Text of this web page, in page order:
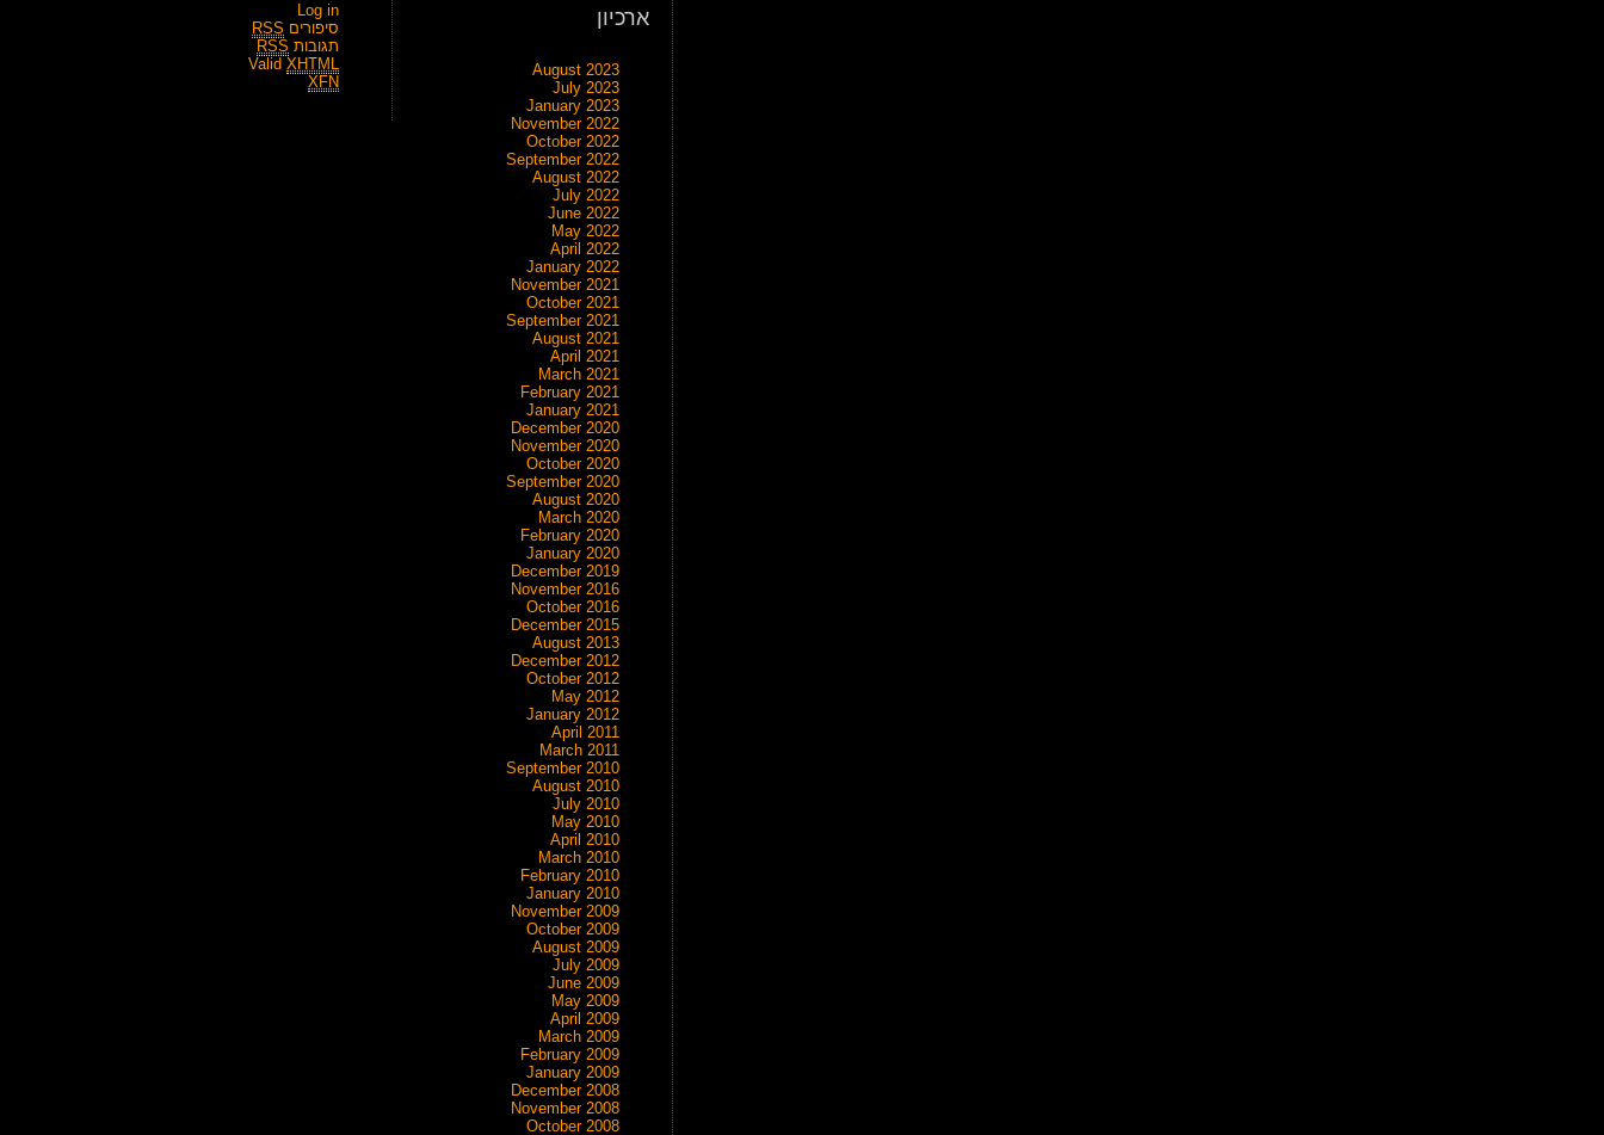
ארכיון
August 2023
July 2023
January 2023
November 2022
October 2022
September 2022
August 2022
July 2022
June 2022
May 2022
April 2022
January 2022
November 2021
October 2021
September 2021
August 2021
April 2021
March 2021
February 2021
January 2021
December 2020
November 2020
October 2020
September 2020
August 2020
March 2020
February 2020
January 2020
December 2019
November 2016
October 2016
December 2015
August 2013
December 2012
October 2012
May 2012
January 2012
April 2011
March 2011
September 2010
August 2010
July 2010
May 2010
April 2010
March 2010
February 2010
January 2010
November 2009
October 2009
August 2009
July 2009
June 2009
May 2009
April 2009
March 2009
February 2009
January 2009
December 2008
November 2008
October 2008
Log in
סיפורים RSS
תגובות RSS
ValidXHTML
XFN